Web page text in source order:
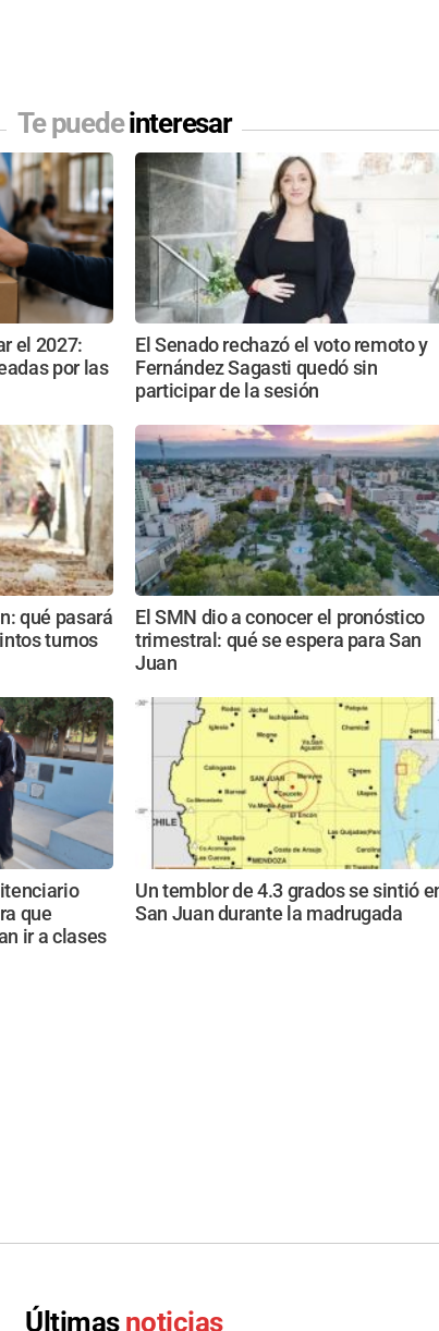
Te puedeinteresar
el 2027:
por las
El Senado rechazó el voto remoto y
Fernández Sagasti quedó sin
participar de la sesión
qué pasará
turnos
El SMN dio a conocer el pronóstico
trimestral: qué se espera para San
Juan
que
ir a clases
Un temblor de 4.3 grados se sintió
San Juan durante la madrugada
Últimas noticias